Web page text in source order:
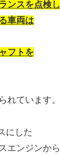
ンスを点検し
車両は
フトを
れています。
にした
エンジンから